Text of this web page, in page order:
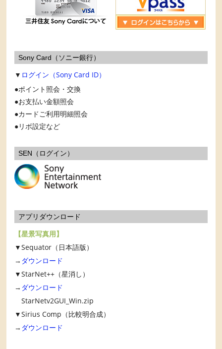
Sony Card（ソニー銀行）
▼ ログイン（Sony Card ID）
ポイント照会・交換
お支払い金額照会
カードご利用明細照会
リボ設定など
SEN（ログイン）
アプリダウンロード
【星景写真用】
▼Sequator（日本語版）
→ ダウンロード
▼StarNet++（星消し）
→ ダウンロード
StarNetv2GUI_Win.zip
▼Sirius Comp（比較明合成）
→ ダウンロード